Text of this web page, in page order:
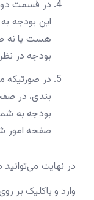
در قسمت
این بودجه به
هست یا نه
بودجه در
در صورتیکه
بندی، در
بودجه به
صفحه امور
در نهایت
وارد و باکلیک بر